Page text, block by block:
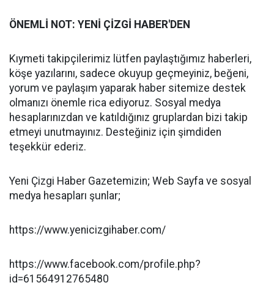
ÖNEMLİ NOT: YENİ ÇİZGİ HABER'DEN
Kıymeti takipçilerimiz lütfen paylaştığımız haberleri,
köşe yazılarını, sadece okuyup geçmeyiniz, beğeni,
yorum ve paylaşım yaparak haber sitemize destek
olmanızı önemle rica ediyoruz. Sosyal medya
hesaplarınızdan ve katıldığınız gruplardan bizi takip
etmeyi unutmayınız. Desteğiniz için şimdiden
teşekkür ederiz.
Yeni Çizgi Haber Gazetemizin; Web Sayfa ve sosyal
medya hesapları şunlar;
https://www.yenicizgihaber.com/
https://www.facebook.com/profile.php?
id=61564912765480